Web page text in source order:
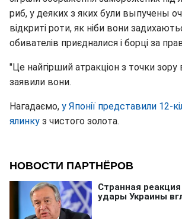
риб, у деяких з яких були выпучены
відкриті роти, як ніби вони
обивателів приєдналися і борці за
"Це найгірший атракціон з точки зору
заявили вони.
Нагадаємо, у Японії представили 12-
ялинку з чистого золота.